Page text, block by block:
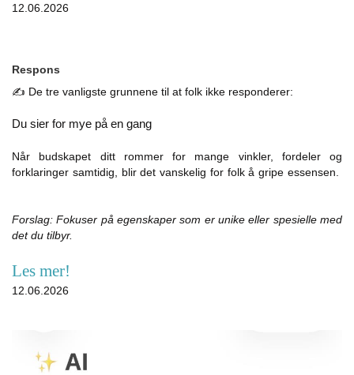
12.06.2026
Respons
✍️ De tre vanligste grunnene til at folk ikke responderer:
Du sier for mye på en gang
Når budskapet ditt rommer for mange vinkler, fordeler og
forklaringer samtidig, blir det vanskelig for folk å gripe essensen.
Forslag: Fokuser på egenskaper som er unike eller spesielle med
det du tilbyr.
Les mer!
12.06.2026